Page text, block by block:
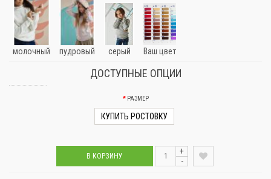
молочный пудровый серый Ваш цвет
ДОСТУПНЫЕ ОПЦИИ
РАЗМЕР
КУПИТЬ РОСТОВКУ
В КОРЗИНУ
+
-